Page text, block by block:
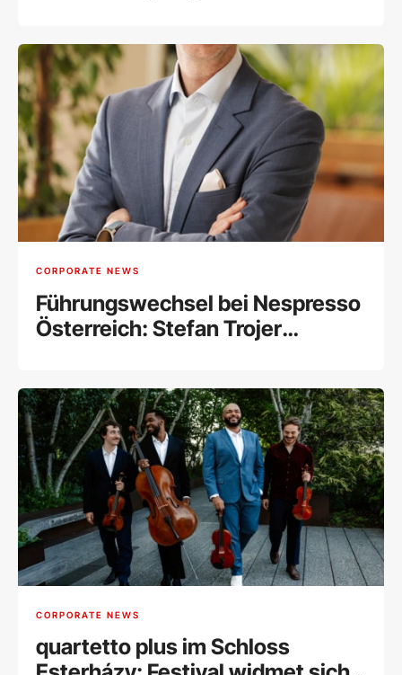
CORPORATE NEWS
Führungswechsel bei Nespresso
Österreich: Stefan Trojer
CORPORATE NEWS
quartetto plus im Schloss